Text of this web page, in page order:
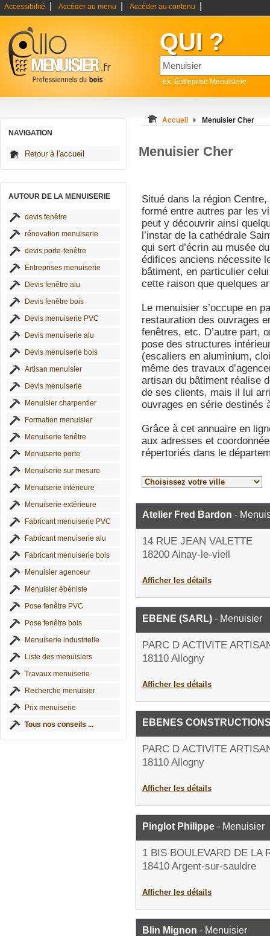
Accessibilité Accéder au menu Accéder au contenu
QUI ?
ex: Entreprise Menuiserie
NAVIGATION
Retour à l'accueil
AUTOUR DE LA MENUISERIE
devis fenêtre
rénovation menuiserie
devis porte-fenêtre
Entreprises menuiserie
Devis fenêtre alu
Devis fenêtre bois
Devis menuiserie PVC
Devis menuiserie alu
Devis menuiserie bois
Artisan menuisier
Devis menuiserie
Menuisier charpentier
Formation menuisier
Menuiserie fenêtre
Menuiserie porte
Menuiserie sur mesure
Menuiserie intérieure
Menuiserie extérieure
Fabricant menuiserie PVC
Fabricant menuiserie alu
Fabricant menuiserie bois
Menuisier agenceur
Menuisier ébéniste
Pose fenêtre PVC
Pose fenêtre bois
Menuiserie industrielle
Liste des menuisiers
Travaux menuiserie
Recherche menuisier
Prix menuiserie
Tous nos conseils ...
Accueil Menuisier Cher
Menuisier Cher
Situé dans la région
formé entre autres par les
peut y découvrir ainsi
l’instar de la cathédrale
qui sert d’écrin au musée
édifices anciens nécessite
bâtiment, en particulier
cette raison que quelques
Le menuisier s’occupe en
restauration des ouvrages
fenêtres, etc. D’autre part,
pose des structures
(escaliers en aluminium,
même des travaux
artisan du bâtiment réalise
de ses clients, mais il lui
ouvrages en série destinés
Grâce à cet annuaire en
aux adresses et
répertoriés dans le
Atelier Fred Bardon -
14 RUE JEAN VALETTE
18200 Ainay-le-vieil
Afficher les détails
EBENE (SARL) - Menuisier
PARC D ACTIVITE
18110 Allogny
Afficher les détails
EBENES
PARC D ACTIVITE
18110 Allogny
Afficher les détails
Pinglot Philippe - Menuisier
1 BIS BOULEVARD DE LA
18410 Argent-sur-sauldre
Afficher les détails
Blin Mignon - Menuisier